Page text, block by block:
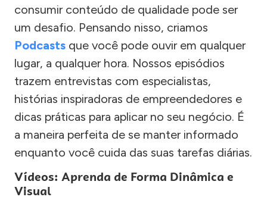
consumir conteúdo de qualidade pode ser
um desafio. Pensando nisso, criamos
Podcasts que você pode ouvir em qualquer
lugar, a qualquer hora. Nossos episódios
trazem entrevistas com especialistas,
histórias inspiradoras de empreendedores e
dicas práticas para aplicar no seu negócio. É
a maneira perfeita de se manter informado
enquanto você cuida das suas tarefas diárias.
Vídeos: Aprenda de Forma Dinâmica e
Visual